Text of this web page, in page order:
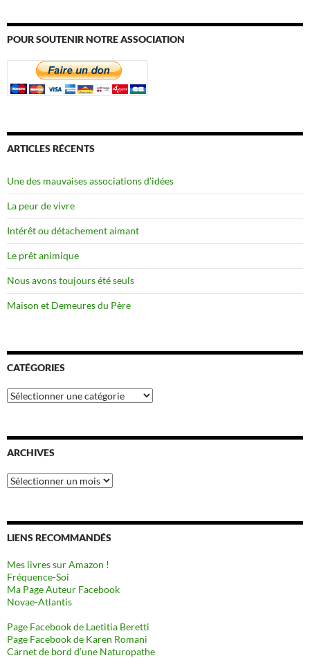
POUR SOUTENIR NOTRE ASSOCIATION
ARTICLES RÉCENTS
Une des mauvaises associations d’idées
La peur de vivre
Intérêt ou détachement aimant
Le prêt animique
Nous avons toujours été seuls
Maison et Demeures du Père
CATÉGORIES
Catégories
ARCHIVES
Archives
LIENS RECOMMANDÉS
Mes livres sur Amazon !
Fréquence-Soi
Ma Page Auteur Facebook
Novae-Atlantis
Page Facebook de Laetitia Beretti
Page Facebook de Karen Romani
Carnet de bord d’une Naturopathe